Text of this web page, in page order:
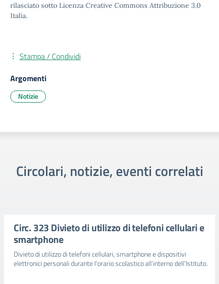
rilasciato sotto Licenza Creative Commons Attribuzione 3.0
Italia.
Stampa / Condividi
Argomenti
Notizie
Circolari, notizie, eventi correlati
Circ. 323 Divieto di utilizzo di telefoni cellulari e
smartphone
Divieto di utilizzo di telefoni cellulari, smartphone e dispositivi
elettronici personali durante l’orario scolastico all’interno dell’Istituto.